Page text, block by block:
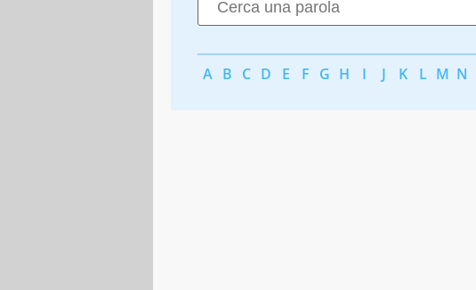
A B C D E F G H I J K L M N